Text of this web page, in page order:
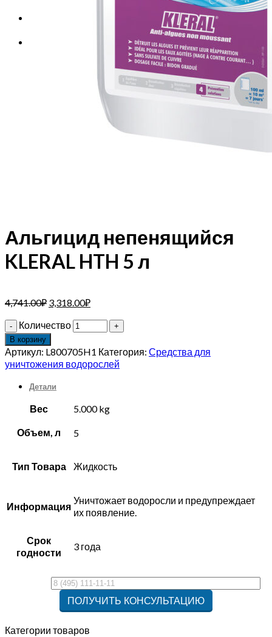
Альгицид непенящийся
KLERAL HTH 5 л
4,741.00₽ 3,318.00₽
Количество
В корзину
Артикул: L800705H1 Категория: Средства для
уничтожения водорослей
Детали
Вес 5.000 kg
Объем, л 5
Тип Товара Жидкость
Информация
Уничтожает водоросли и предупреждает
их появление.
Срок
годности
3 года
Категории товаров